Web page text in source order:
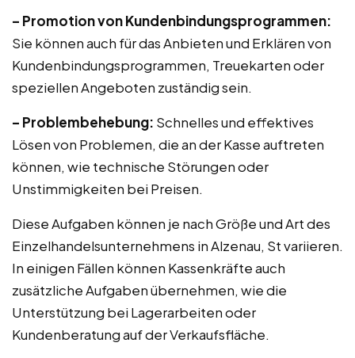
– Promotion von Kundenbindungsprogrammen:
Sie können auch für das Anbieten und Erklären von
Kundenbindungsprogrammen, Treuekarten oder
speziellen Angeboten zuständig sein.
– Problembehebung: Schnelles und effektives
Lösen von Problemen, die an der Kasse auftreten
können, wie technische Störungen oder
Unstimmigkeiten bei Preisen.
Diese Aufgaben können je nach Größe und Art des
Einzelhandelsunternehmens in Alzenau, St variieren.
In einigen Fällen können Kassenkräfte auch
zusätzliche Aufgaben übernehmen, wie die
Unterstützung bei Lagerarbeiten oder
Kundenberatung auf der Verkaufsfläche.